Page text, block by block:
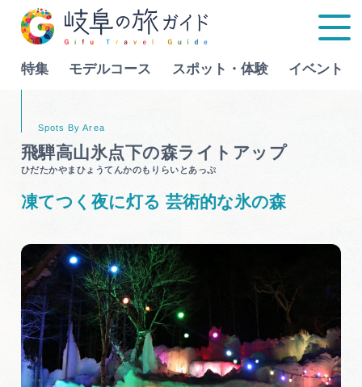
特集 モデルコース スポット・体験 イベント
スポット・体験
イベント
グルメ
Language
行きたいリストを見る
飛騨高山氷点下の森ライトアップ
ひだたかやまひょうてんかのもりらいとあっぷ
凍てつく夜に灯る 芸術的な氷の森